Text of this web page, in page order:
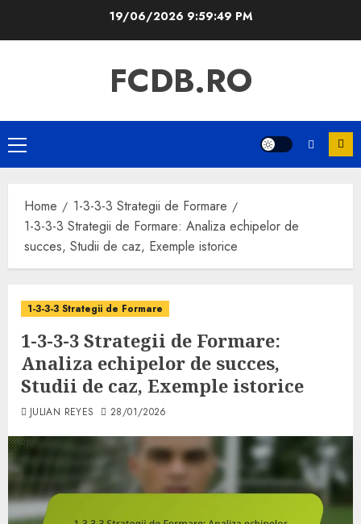
19/06/2026 9:59:50 PM
FCDB.RO
Primary
Menu
Home
1-3-3-3 Strategii de Formare
1-3-3-3 Strategii de Formare: Analiza echipelor de
succes, Studii de caz, Exemple istorice
1-3-3-3 Strategii de Formare
1-3-3-3 Strategii de Formare:
Analiza echipelor de succes,
Studii de caz, Exemple istorice
JULIAN REYES 28/01/2026